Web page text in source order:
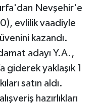
Nevşehir'e
evlilik vaadiyle
kazandı.
adayı Y.A.,
yaklaşık 1
satın aldı.
hazırlıkları